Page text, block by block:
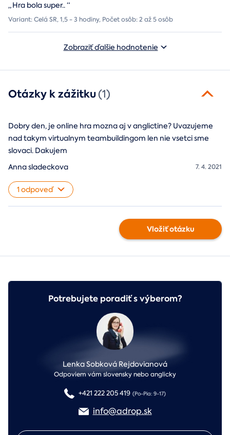
„Hra bola super..“
Variant: Celá SR, 1,5 - 3 hodiny, Počet osôb: 2 až 5 osôb
Zobraziť ďalšie hodnotenie
Otázky k zážitku(1)
Dobry den, je online hra mozna aj v anglictine? Uvazujeme
nad takym virtualnym teambuildingom len nie vsetci sme
slovaci. Dakujem
7. 4. 2021
Anna sladeckova
1 odpoveď
Vložiť otázku
Potrebujete poradiť s výberom?
Lenka Sobková Rejdovianová
Odpoviem vám slovensky nebo anglicky
+421 222 205 419 (Po-Pia: 9-17)
info@adrop.sk